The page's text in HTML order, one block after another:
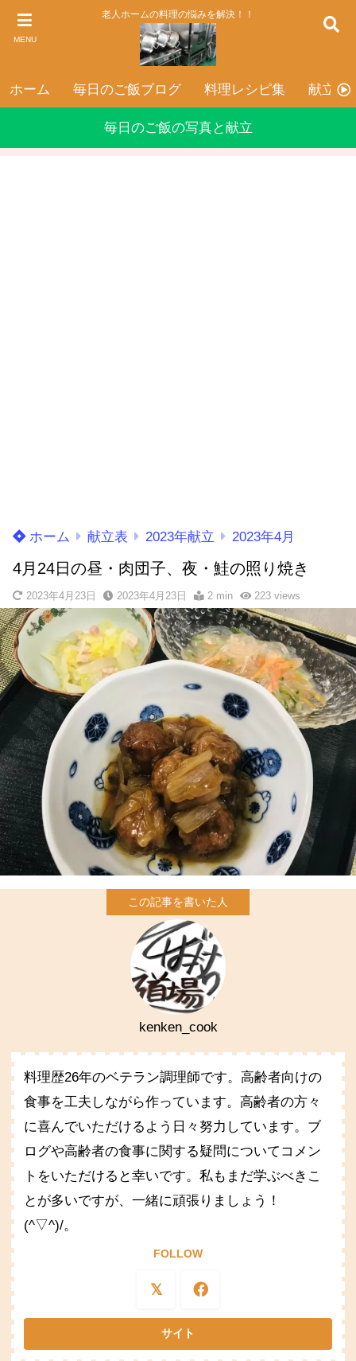
MENU
老人ホームの料理の悩みを解決！！
ホーム 毎日のご飯ブログ 料理レシピ集 献立表
毎日のご飯の写真と献立
ホーム 献立表 2023年献立 2023年4月
4月24日の昼・肉団子、夜・鮭の照り焼き
2023年4月23日 2023年4月23日 2 min 223views
kenken_cook
料理歴26年のベテラン調理師です。高齢者向けの
食事を工夫しながら作っています。高齢者の方々
に喜んでいただけるよう日々努力しています。ブ
ログや高齢者の食事に関する疑問についてコメン
トをいただけると幸いです。私もまだ学ぶべきこ
とが多いですが、一緒に頑張りましょう！
(^▽^)/。
FOLLOW